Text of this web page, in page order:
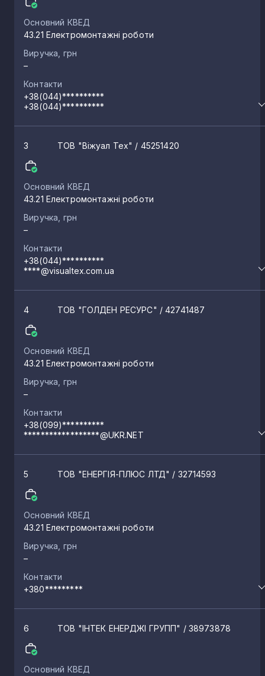
Основний КВЕД
43.21 Електромонтажні роботи
Виручка, грн
–
Контакти
+38(044)**********
+38(044)**********
3 ТОВ "Віжуал Тех" / 45251420
Основний КВЕД
43.21 Електромонтажні роботи
Виручка, грн
–
Контакти
+38(044)**********
****@visualtex.com.ua
4 ТОВ "ГОЛДЕН РЕСУРС" / 42741487
Основний КВЕД
43.21 Електромонтажні роботи
Виручка, грн
–
Контакти
+38(099)**********
******************@UKR.NET
5 ТОВ "ЕНЕРГІЯ-ПЛЮС ЛТД" / 32714593
Основний КВЕД
43.21 Електромонтажні роботи
Виручка, грн
–
Контакти
+380*********
6 ТОВ "ІНТЕК ЕНЕРДЖІ ГРУПП" / 38973878
Основний КВЕД